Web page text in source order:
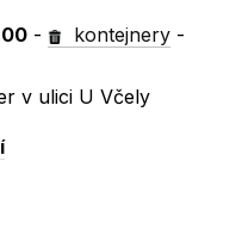
- kontejnery -
v ulici U Včely